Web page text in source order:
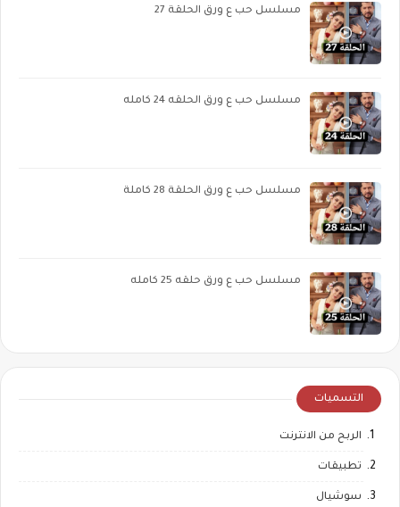
مسلسل حب ع ورق الحلقة 27
مسلسل حب ع ورق الحلقه 24 كامله
مسلسل حب ع ورق الحلقة 28 كاملة
مسلسل حب ع ورق حلقه 25 كامله
التسميات
الربح من الانترنت
تطبيقات
سوشيال